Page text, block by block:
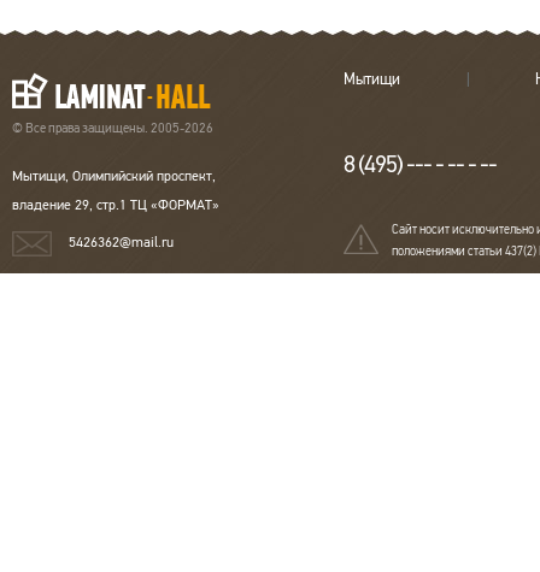
© Все права защищены. 2005-2026
Мытищи, Олимпийский проспект,
владение 29, стр.1 ТЦ «ФОРМАТ»
5426362@mail.ru
Мытищи
8 (495) --- - -- - --
Сайт носит исключительно
положениями статьи